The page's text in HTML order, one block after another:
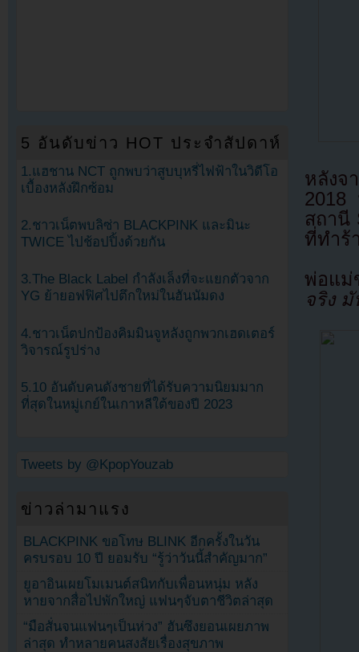
หลังจ
2018
สถานี
ที่ทำร้
พ่อแม่
จริง
5 อันดับข่าว HOT ประจำสัปดาห์
1.แฮชาน NCT ถูกพบว่าสูบบุหรี่ไฟฟ้าในวิดีโอ
เบื้องหลังฝึกซ้อม
2.ชาวเน็ตพบลิซ่า BLACKPINK และมินะ
TWICE ไปช้อปปิ้งด้วยกัน
3.The Black Label กำลังเล็งที่จะแยกตัวจาก
YG ย้ายอฟฟิศไปตึกใหม่ในฮันนัมดง
4.ชาวเน็ตปกป้องคิมมินจูหลังถูกพวกเฮดเตอร์
วิจารณ์รูปร่าง
5.10 อันดับคนดังชายที่ได้รับความนิยมมาก
ที่สุดในหมู่เกย์ในเกาหลีใต้ของปี 2023
Tweets by @KpopYouzab
ข่าวล่ามาแรง
BLACKPINK ขอโทษ BLINK อีกครั้งในวัน
ครบรอบ 10 ปี ยอมรับ “รู้ว่าวันนี้สำคัญมาก”
ยูอาอินเผยโมเมนต์สนิทกับเพื่อนหนุ่ม หลัง
หายจากสื่อไปพักใหญ่ แฟนๆจับตาชีวิตล่าสุด
“มือสั่นจนแฟนๆเป็นห่วง” ฮันซึงยอนเผยภาพ
ล่าสุด ทำหลายคนสงสัยเรื่องสุขภาพ